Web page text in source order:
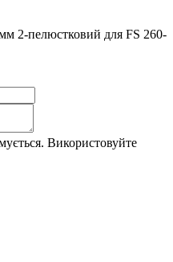
2-пелюстковий для FS 260-
Використовуйте